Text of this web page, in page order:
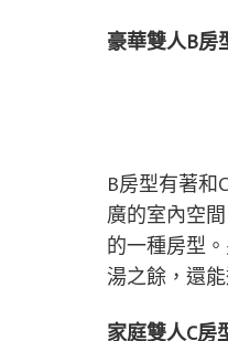
豪華雙人B房
B房型有著和
廣的室內空
的一種房型
湯之餘，還
家庭雙人C房